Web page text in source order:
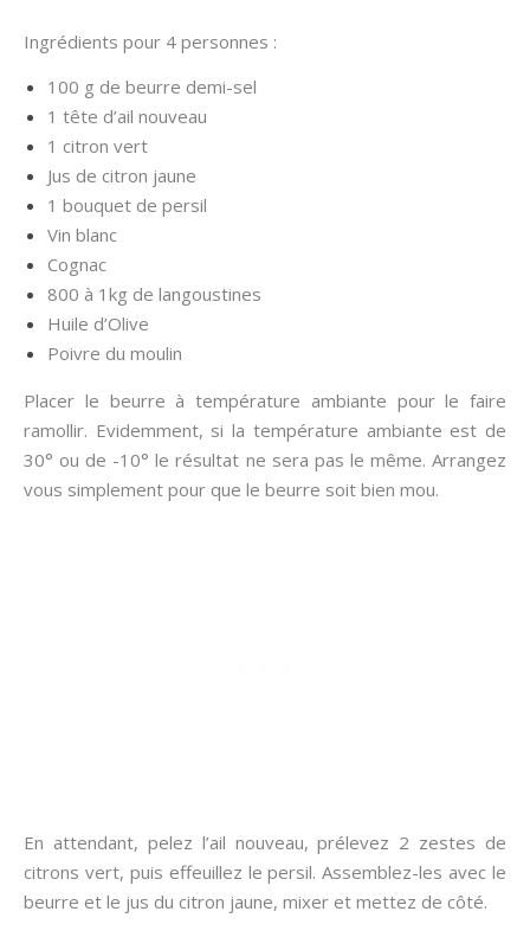
Ingrédients pour 4 personnes :
100 g de beurre demi-sel
1 tête d’ail nouveau
1 citron vert
Jus de citron jaune
1 bouquet de persil
Vin blanc
Cognac
800 à 1kg de langoustines
Huile d’Olive
Poivre du moulin
Placer le beurre à température ambiante pour le faire
ramollir. Evidemment, si la température ambiante est de
30° ou de -10° le résultat ne sera pas le même. Arrangez
vous simplement pour que le beurre soit bien mou.
En attendant, pelez l’ail nouveau, prélevez 2 zestes de
citrons vert, puis effeuillez le persil. Assemblez-les avec le
beurre et le jus du citron jaune, mixer et mettez de côté.